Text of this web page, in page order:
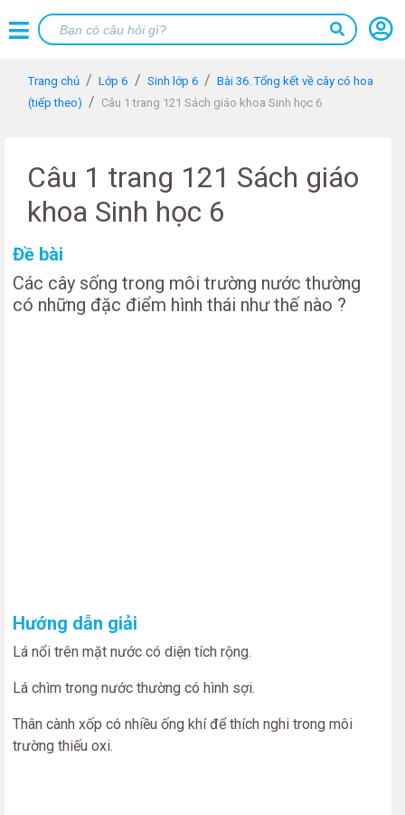
Trang chủ Lớp 6 Sinh lớp 6
Bài 36. Tổng kết về cây có hoa
(tiếp theo)
Câu 1 trang 121 Sách giáo khoa Sinh học 6
Câu 1 trang 121 Sách giáo
khoa Sinh học 6
Đề bài
Các cây sống trong môi trường nước thường
có những đặc điểm hình thái như thế nào ?
Hướng dẫn giải
Lá nổi trên mặt nước có diện tích rộng.
Lá chìm trong nước thường có hình sợi.
Thân cành xốp có nhiều ống khí để thích nghi trong môi
trường thiếu oxi.